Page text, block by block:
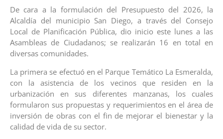
De cara a la formulación del Presupuesto del 2026, la
Alcaldía del municipio San Diego, a través del Consejo
Local de Planificación Pública, dio inicio este lunes a las
Asambleas de Ciudadanos; se realizarán 16 en total en
diversas comunidades.
La primera se efectuó en el Parque Temático La Esmeralda,
con la asistencia de los vecinos que residen en la
urbanización en sus diferentes manzanas, los cuales
formularon sus propuestas y requerimientos en el área de
inversión de obras con el fin de mejorar el bienestar y la
calidad de vida de su sector.